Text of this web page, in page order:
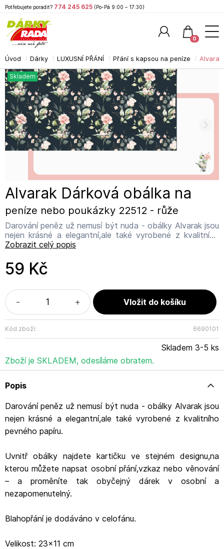
Úvod Dárky LUXUSNÍ PŘÁNÍ Přání s kapsou na peníze
Alvarak Dárková obálka na
peníze nebo poukázky 22512 - růže
Darování peněz už nemusí být nuda - obálky Alvarak jsou
nejen krásné a elegantní,ale také vyrobené z kvalitního
pevného papíru. Uvnitř obálky najdete kartičku ve
přání,vzkaz nebo věnování – a proměníte tak obyčejný
dárek v osobní a nezapomenutelný. Blahopřání je
výrobce: ALVARAK GROUP, a.s. Adresa výrobce:
Kanadská 775, 391 11 Planá nad Lužnicí Email výrobce:
info@alvarak.com
Zobrazit celý popis
Skladem
59 Kč
- +
Kód zboží: 6690101
Skladem 3-5 ks
Zboží je SKLADEM, odesíláme obratem.
Popis
Darování peněz už nemusí být nuda - obálky Alvarak jsou
nejen krásné a elegantní,ale také vyrobené z kvalitního
pevného papíru.
Uvnitř obálky najdete kartičku ve stejném designu,na
kterou můžete napsat osobní přání,vzkaz nebo věnování
– a proměníte tak obyčejný dárek v osobní a
nezapomenutelný.
Blahopřání je dodáváno v celofánu.
Velikost: 23x11 cm
Potřebujete poradit? 774 245 625 (Po-Pá 9:00 – 17:30)
0